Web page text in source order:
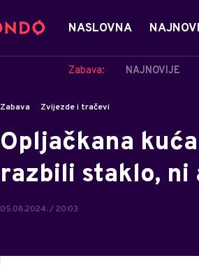
NASLOVNA
Zabava: NAJNOVIJE
Zabava Zvijezde i tračevi
Opljačkana
razbili staklo, ni
05.08.2024. / 20:03